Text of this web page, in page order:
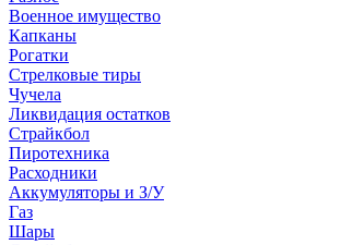
Военное имущество
Капканы
Рогатки
Стрелковые тиры
Чучела
Ликвидация остатков
Страйкбол
Пиротехника
Расходники
Аккумуляторы и З/У
Газ
Шары